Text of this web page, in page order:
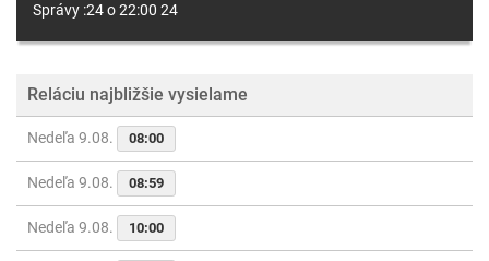
Správy :24 o 22:00 24
Reláciu najbližšie vysielame
Nedeľa 9.08. 08:00
Nedeľa 9.08. 08:59
Nedeľa 9.08. 10:00